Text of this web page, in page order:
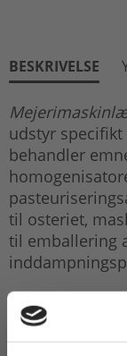
BESKRIVELSE
udstyr
behandler
til osteriet,
til emballering